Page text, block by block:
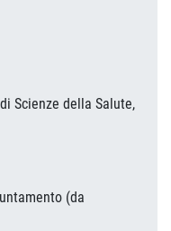
Scienze della Salute,
(da